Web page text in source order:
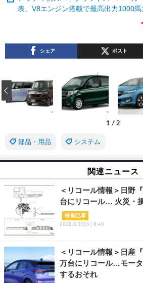
表、V8エンジン搭載で最高出力1000馬
シェア ポスト
1 / 2
‹
部品・用品 システム
関連ニュース
＜リコール情報＞日野
台にリコール… 火災・
特集記事
2026.6.30(火) 8:49
＜リコール情報＞日産
万台にリコール…モー
するおそれ